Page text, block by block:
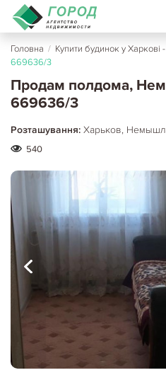
Головна / Купити будинок у Харкові
669636/3
Продам полдома,
669636/3
Розташування: Харьков,
540